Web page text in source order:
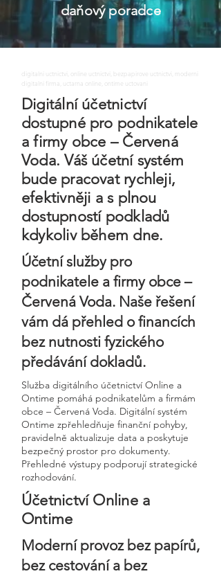
daňový poradce
digitalni uctnictvi, online uctnictvi, bezpapirove uctnictvi, moderni
digitalni firma, uctarna online, ontime uctovani
Digitální účetnictví
dostupné pro podnikatele
a firmy obce – Červená
Voda. Váš účetní systém
bude pracovat rychleji,
efektivněji a s plnou
dostupností podkladů
kdykoliv během dne.
Účetní služby pro
podnikatele a firmy obce –
Červená Voda. Naše řešení
vám dá přehled o financích
bez nutnosti fyzického
předávání dokladů.
Služba digitálního účetnictví Online a
Ontime pomáhá podnikatelům a firmám
obce – Červená Voda. Digitální systém
Ontime zpřehledňuje finanční pohyby,
pravidelně aktualizuje data a poskytuje
bezpečný prostor pro dokumenty.
Přehledné výstupy podporují strategické
rozhodování.
Účetnictví Online a
Ontime
Moderní provoz bez papírů,
bez cestování a bez